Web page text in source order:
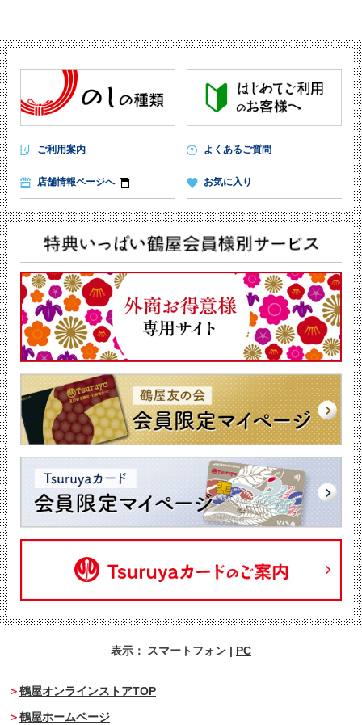
ご利用案内 よくあるご質問
店舗情報ページへ お気に入り
表示： スマートフォン | PC
鶴屋オンラインストアTOP
鶴屋ホームページ